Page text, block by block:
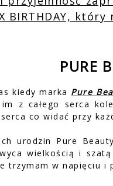
BIRTHDAY, który
PURE
kiedy marka Pure
z całego serca
co widać przy
urodzin Pure
wielkością i
trzymam w napięciu i